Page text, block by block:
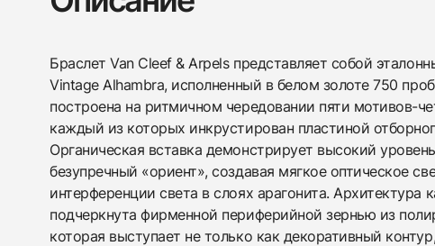
Браслет Van Cleef & Arpels представляет собой
Vintage Alhambra, исполненный в белом золоте 750
построена на ритмичном чередовании пяти мотивов-
каждый из которых инкрустирован пластиной
Органическая вставка демонстрирует высокий
безупречный «ориент», создавая мягкое оптическое
интерференции света в слоях арагонита. Архитектура
подчеркнута фирменной периферийной зернью из
которая выступает не только как декоративный
вами
вами